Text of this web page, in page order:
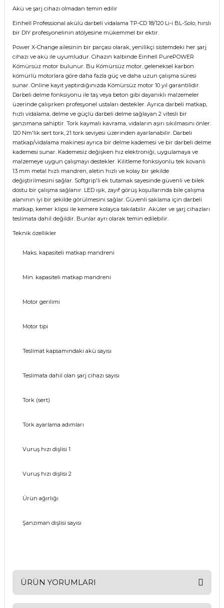
Akü ve şarj cihazı olmadan temin edilir
Einhell Professional akülü darbeli vidalama TP-CD 18/120 Li-i BL-Solo, hırslı
bir DIY profesyonelinin atölyesine mükemmel bir ektir.
Power X-Change ailesinin bir parçası olarak, yenilikçi sistemdeki her şarj
cihazı ve akü ile uyumludur. Cihazın kalbinde Einhell PurePOWER
Kömürsüz motor bulunur. Bu Kömürsüz motor, geleneksel karbon
kömürlü motorlara göre daha fazla güç ve daha uzun çalışma süresi
sunar. Online kayıt yaptırdığınızda Kömürsüz motor 10 yıl garantilidir.
Darbeli delme fonksiyonu ile taş veya beton gibi dayanıklı malzemeler
üzerinde çalışırken profesyonel ustaları destekler. Ayrıca darbeli matkap,
hızlı vidalama, delme ve güçlü darbeli delme sağlayan 2 vitesli bir
şanzımana sahiptir. Tork kaymalı kavrama, vidaların aşırı sıkılmasını önler.
120 Nm'lik sert tork, 21 tork seviyesi üzerinden ayarlanabilir. Darbeli
matkap/vidalama makinesi ayrıca bir delme kademesi ve bir darbeli delme
kademesi sunar. Kademesiz değişken hız elektroniği, uygulamaya ve
malzemeye uygun çalışmayı destekler. Kilitleme fonksiyonlu tek kovanlı
13 mm metal hızlı mandren, aletin hızlı ve kolay bir şekilde
değiştirilmesini sağlar. Softgrip'li ek tutamak sayesinde güvenli ve bilek
dostu bir çalışma sağlanır. LED ışık, zayıf görüş koşullarında bile çalışma
alanının iyi bir şekilde görülmesini sağlar. Güvenli saklama için darbeli
matkap, kemer klipsi ile kemere kolayca takılabilir. Aküler ve şarj cihazları
teslimata dahil değildir. Bunlar ayrı olarak temin edilebilir.
Teknik özellikler
Maks. kapasiteli matkap mandreni
Min. kapasiteli matkap mandreni
Motor gerilimi
Motor tipi
Teslimat kapsamındaki akü sayısı
Teslimata dahil olan şarj cihazı sayısı
Tork (sert)
Tork ayarlama adımları
Vuruş hızı dişlisi 1
Vuruş hızı dişlisi 2
Ürün ağırlığı
Şanzıman dişlisi sayısı
ÜRÜN YORUMLARI